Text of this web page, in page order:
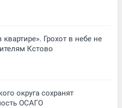
Грохот в небе не
Кстово
округа сохранят
ОСАГО